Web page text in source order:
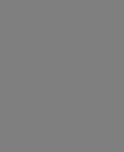
erkennen und
Utiq erstellt. Wir